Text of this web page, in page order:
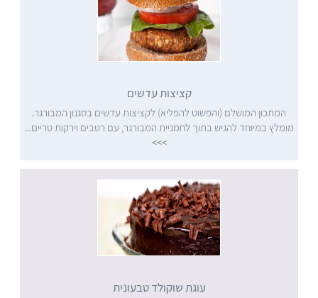
קציצות עדשים
המתכון המושלם (והפשוט להפליא) לקציצות עדשים בסגנון המבורגר.
מומלץ במיוחד להגיש בתוך לחמניית המבורגר, עם רטבים וירקות טריים...
>>>
עוגת שוקולד טבעונית